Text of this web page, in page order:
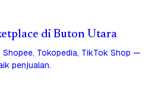
di Buton Utara
Tokopedia, TikTok Shop —
penjualan.